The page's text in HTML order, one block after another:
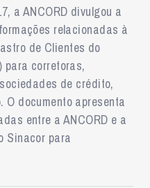
a ANCORD divulgou a
relacionadas à
de Clientes do
para corretoras,
de crédito,
O documento apresenta
entre a ANCORD e a
Sinacor para